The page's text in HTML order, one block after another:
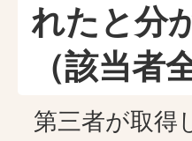
れたと分
（該当者
第三者が取得